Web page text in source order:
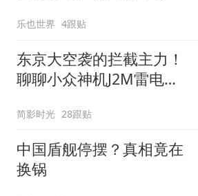
乐也世界 4跟贴
东京大空袭的拦截主力！
聊聊小众神机J2M雷电战
简影时光 28跟贴
中国盾舰停摆？真相竟在
换锅